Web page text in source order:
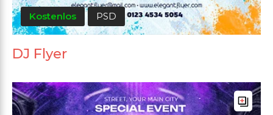
Kostenlos PSD
DJ Flyer